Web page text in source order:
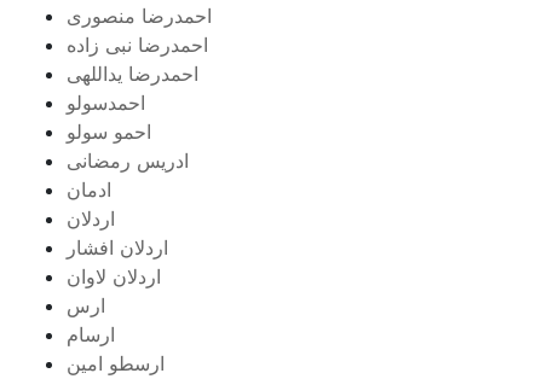
احمدرضا منصوری
احمدرضا نبی زاده
احمدرضا یداللهی
احمدسولو
احمو سولو
ادریس رمضانی
ادمان
اردلان
اردلان افشار
اردلان لاوان
ارس
ارسام
ارسطو امین